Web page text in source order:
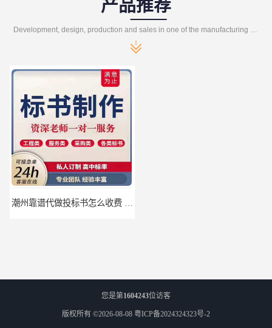
产品推荐
您是第1604243位访客
版权所有 ©2026-08-08 粤ICP备2024324323号-2